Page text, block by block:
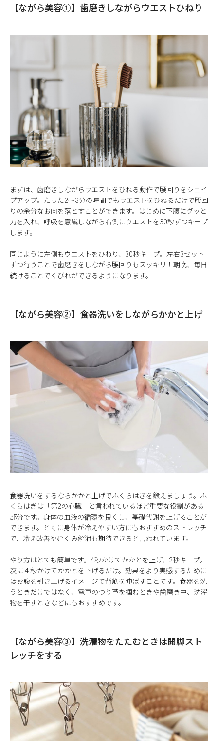
【ながら美容①】歯磨きしながらウエストひねり
まずは、歯磨きしながらウエストをひねる動作で腰回りをシェイ
プアップ。たった2～3分の時間でもウエストをひねるだけで腰回
りの余分なお肉を落とすことができます。はじめに下腹にグッと
力を入れ、呼吸を意識しながら右側にウエストを30秒ずつキープ
します。
同じように左側もウエストをひねり、30秒キープ。左右3セット
ずつ行うことで歯磨きをしながら腰回りもスッキリ！朝晩、毎日
続けることでくびれができるようになります。
【ながら美容②】食器洗いをしながらかかと上げ
食器洗いをするならかかと上げでふくらはぎを鍛えましょう。ふ
くらはぎは「第2の心臓」と言われているほど重要な役割がある
部分です。身体の血液の循環を良くし、基礎代謝を上げることが
できます。とくに身体が冷えやすい方にもおすすめのストレッチ
で、冷え改善やむくみ解消も期待できると言われています。
やり方はとても簡単です。4秒かけてかかとを上げ、2秒キープ。
次に４秒かけてかかとを下げるだけ。効果をより実感するために
はお腹を引き上げるイメージで背筋を伸ばすことです。食器を洗
うときだけではなく、電車のつり革を掴むときや歯磨き中、洗濯
物を干すときなどにもおすすめです。
【ながら美容③】洗濯物をたたむときは開脚スト
レッチをする